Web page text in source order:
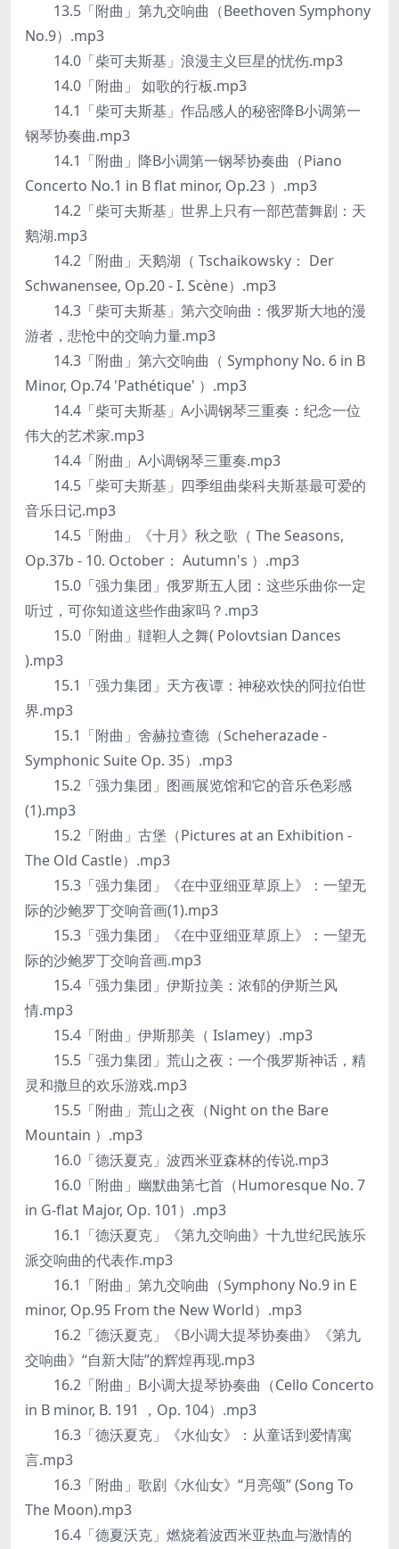
13.5「附曲」第九交响曲（Beethoven Symphony
No.9）.mp3
14.0「柴可夫斯基」浪漫主义巨星的忧伤.mp3
14.0「附曲」 如歌的行板.mp3
14.1「柴可夫斯基」作品感人的秘密降B小调第一
钢琴协奏曲.mp3
14.1「附曲」降B小调第一钢琴协奏曲（Piano
Concerto No.1 in B flat minor, Op.23 ）.mp3
14.2「柴可夫斯基」世界上只有一部芭蕾舞剧：天
鹅湖.mp3
14.2「附曲」天鹅湖（ Tschaikowsky： Der
Schwanensee, Op.20 - I. Scène）.mp3
14.3「柴可夫斯基」第六交响曲：俄罗斯大地的漫
游者，悲怆中的交响力量.mp3
14.3「附曲」第六交响曲（ Symphony No. 6 in B
Minor, Op.74 'Pathétique' ）.mp3
14.4「柴可夫斯基」A小调钢琴三重奏：纪念一位
伟大的艺术家.mp3
14.4「附曲」A小调钢琴三重奏.mp3
14.5「柴可夫斯基」四季组曲柴科夫斯基最可爱的
音乐日记.mp3
14.5「附曲」《十月》秋之歌（ The Seasons,
Op.37b - 10. October： Autumn's ）.mp3
15.0「强力集团」俄罗斯五人团：这些乐曲你一定
听过，可你知道这些作曲家吗？.mp3
15.0「附曲」韃靼人之舞( Polovtsian Dances
).mp3
15.1「强力集团」天方夜谭：神秘欢快的阿拉伯世
界.mp3
15.1「附曲」舍赫拉查德（Scheherazade -
Symphonic Suite Op. 35）.mp3
15.2「强力集团」图画展览馆和它的音乐色彩感
(1).mp3
15.2「附曲」古堡（Pictures at an Exhibition -
The Old Castle）.mp3
15.3「强力集团」《在中亚细亚草原上》：一望无
际的沙鲍罗丁交响音画(1).mp3
15.3「强力集团」《在中亚细亚草原上》：一望无
际的沙鲍罗丁交响音画.mp3
15.4「强力集团」伊斯拉美：浓郁的伊斯兰风
情.mp3
15.4「附曲」伊斯那美（ Islamey）.mp3
15.5「强力集团」荒山之夜：一个俄罗斯神话，精
灵和撒旦的欢乐游戏.mp3
15.5「附曲」荒山之夜（Night on the Bare
Mountain ）.mp3
16.0「德沃夏克」波西米亚森林的传说.mp3
16.0「附曲」幽默曲第七首（Humoresque No. 7
in G-flat Major, Op. 101）.mp3
16.1「德沃夏克」《第九交响曲》十九世纪民族乐
派交响曲的代表作.mp3
16.1「附曲」第九交响曲（Symphony No.9 in E
minor, Op.95 From the New World）.mp3
16.2「德沃夏克」《B小调大提琴协奏曲》《第九
交响曲》“自新大陆”的辉煌再现.mp3
16.2「附曲」B小调大提琴协奏曲（Cello Concerto
in B minor, B. 191 ，Op. 104）.mp3
16.3「德沃夏克」《水仙女》：从童话到爱情寓
言.mp3
16.3「附曲」歌剧《水仙女》“月亮颂” (Song To
The Moon).mp3
16.4「德夏沃克」燃烧着波西米亚热血与激情的